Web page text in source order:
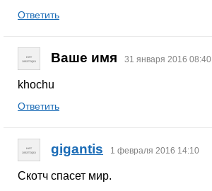
Ответить
Ваше имя 31 января 2016 08:40
khochu
Ответить
gigantis 1 февраля 2016 14:10
Скотч спасет мир.